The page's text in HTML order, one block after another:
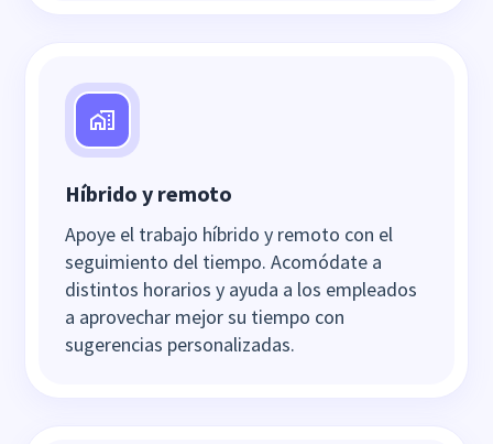
Híbrido y remoto
Apoye el trabajo híbrido y remoto con el
seguimiento del tiempo. Acomódate a
distintos horarios y ayuda a los empleados
a aprovechar mejor su tiempo con
sugerencias personalizadas.